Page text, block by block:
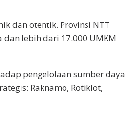
dan otentik. Provinsi NTT
lebih dari 17.000 UMKM
pengelolaan sumber daya
Raknamo, Rotiklot,